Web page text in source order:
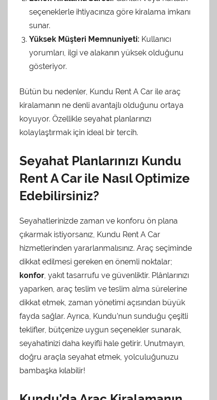
seçeneklerle ihtiyacınıza göre kiralama imkanı
sunar.
Yüksek Müşteri Memnuniyeti: Kullanıcı
yorumları, ilgi ve alakanın yüksek olduğunu
gösteriyor.
Bütün bu nedenler, Kundu Rent A Car ile araç
kiralamanın ne denli avantajlı olduğunu ortaya
koyuyor. Özellikle seyahat planlarınızı
kolaylaştırmak için ideal bir tercih.
Seyahat Planlarınızı Kundu
Rent A Car ile Nasıl Optimize
Edebilirsiniz?
Seyahatlerinizde zaman ve konforu ön plana
çıkarmak istiyorsanız, Kundu Rent A Car
hizmetlerinden yararlanmalısınız. Araç seçiminde
dikkat edilmesi gereken en önemli noktalar;
konfor , yakıt tasarrufu ve güvenliktir. Plânlarınızı
yaparken, araç teslim ve teslim alma sürelerine
dikkat etmek, zaman yönetimi açısından büyük
fayda sağlar. Ayrıca, Kundu’nun sunduğu çeşitli
teklifler, bütçenize uygun seçenekler sunarak,
seyahatinizi daha keyifli hale getirir. Unutmayın,
doğru araçla seyahat etmek, yolculuğunuzu
bambaşka kılabilir!